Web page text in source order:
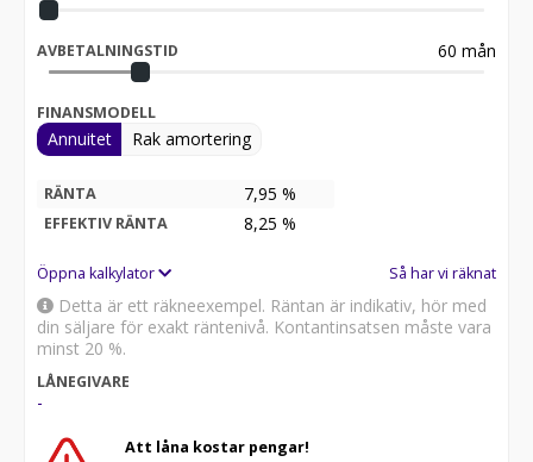
AVBETALNINGSTID 60 mån
FINANSMODELL
Annuitet Rak amortering
RÄNTA 7,95 %
EFFEKTIV RÄNTA 8,25 %
Öppna kalkylator Så har vi räknat
Detta är ett räkneexempel. Räntan är indikativ, hör med
din säljare för exakt räntenivå. Kontantinsatsen måste vara
minst 20 %.
LÅNEGIVARE
-
Att låna kostar pengar!